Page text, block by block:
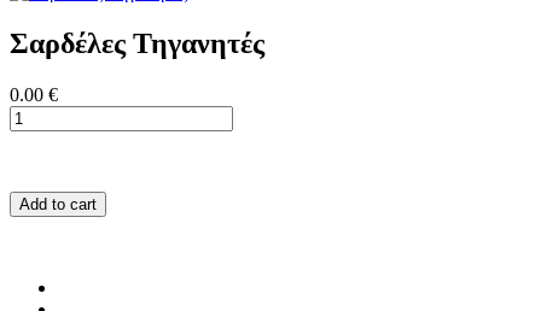
Σαρδέλες Τηγανητές
0.00 €
Add to cart